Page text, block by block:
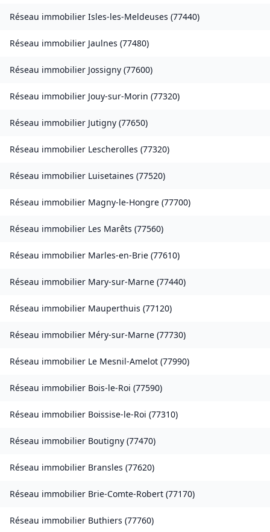
Réseau immobilier Isles-les-Meldeuses (77440)
Réseau immobilier Jaulnes (77480)
Réseau immobilier Jossigny (77600)
Réseau immobilier Jouy-sur-Morin (77320)
Réseau immobilier Jutigny (77650)
Réseau immobilier Lescherolles (77320)
Réseau immobilier Luisetaines (77520)
Réseau immobilier Magny-le-Hongre (77700)
Réseau immobilier Les Marêts (77560)
Réseau immobilier Marles-en-Brie (77610)
Réseau immobilier Mary-sur-Marne (77440)
Réseau immobilier Mauperthuis (77120)
Réseau immobilier Méry-sur-Marne (77730)
Réseau immobilier Le Mesnil-Amelot (77990)
Réseau immobilier Bois-le-Roi (77590)
Réseau immobilier Boissise-le-Roi (77310)
Réseau immobilier Boutigny (77470)
Réseau immobilier Bransles (77620)
Réseau immobilier Brie-Comte-Robert (77170)
Réseau immobilier Buthiers (77760)